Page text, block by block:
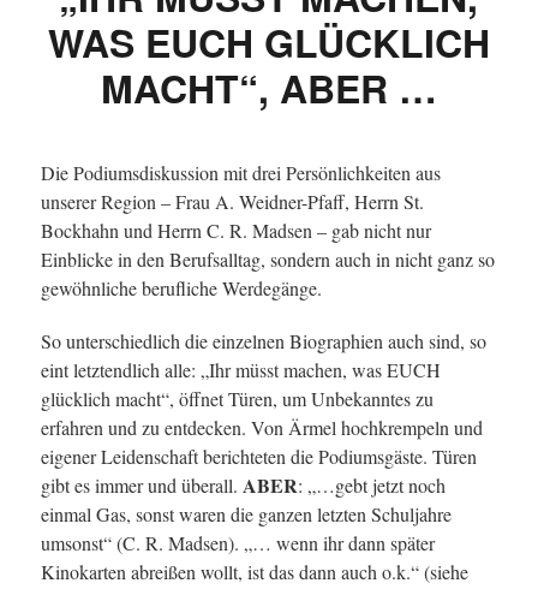
WAS EUCH GLÜCKLICH
MACHT“, ABER …
Die Podiumsdiskussion mit drei Persönlichkeiten aus
unserer Region – Frau A. Weidner-Pfaff, Herrn St.
Bockhahn und Herrn C. R. Madsen – gab nicht nur
Einblicke in den Berufsalltag, sondern auch in nicht ganz so
gewöhnliche berufliche Werdegänge.
So unterschiedlich die einzelnen Biographien auch sind, so
eint letztendlich alle: „Ihr müsst machen, was EUCH
glücklich macht“, öffnet Türen, um Unbekanntes zu
erfahren und zu entdecken. Von Ärmel hochkrempeln und
eigener Leidenschaft berichteten die Podiumsgäste. Türen
gibt es immer und überall. ABER: „…gebt jetzt noch
einmal Gas, sonst waren die ganzen letzten Schuljahre
umsonst“ (C. R. Madsen). „… wenn ihr dann später
Kinokarten abreißen wollt, ist das dann auch o.k.“ (siehe